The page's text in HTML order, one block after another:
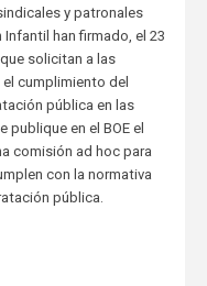
y patronales
han firmado, el 23
solicitan a las
cumplimiento del
pública en las
en el BOE el
comisión ad hoc para
con la normativa
pública.